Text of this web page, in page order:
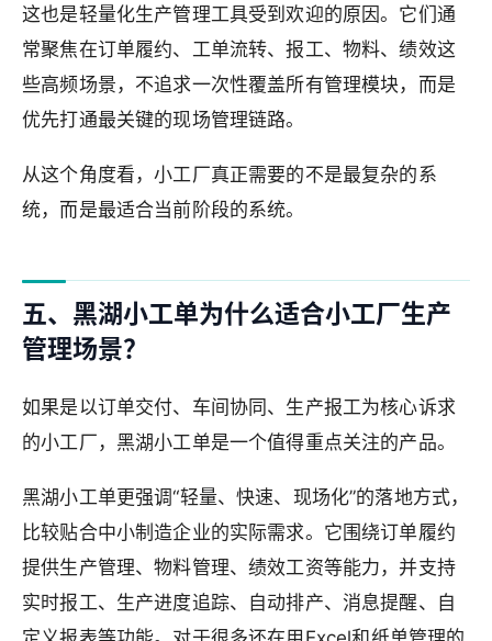
这也是轻量化生产管理工具受到欢迎的原因。它们通
常聚焦在订单履约、工单流转、报工、物料、绩效这
些高频场景，不追求一次性覆盖所有管理模块，而是
优先打通最关键的现场管理链路。
从这个角度看，小工厂真正需要的不是最复杂的系
统，而是最适合当前阶段的系统。
五、黑湖小工单为什么适合小工厂生产
管理场景？
如果是以订单交付、车间协同、生产报工为核心诉求
的小工厂，黑湖小工单是一个值得重点关注的产品。
黑湖小工单更强调“轻量、快速、现场化”的落地方式，
比较贴合中小制造企业的实际需求。它围绕订单履约
提供生产管理、物料管理、绩效工资等能力，并支持
实时报工、生产进度追踪、自动排产、消息提醒、自